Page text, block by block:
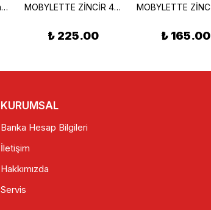
Mobylette Egzoz Somun Segman MOBYLETTE ZİNCİR 415H 102L
₺ 225.00 ₺ 165.00
KURUMSAL
Banka Hesap Bilgileri
İletişim
Hakkımızda
Servis